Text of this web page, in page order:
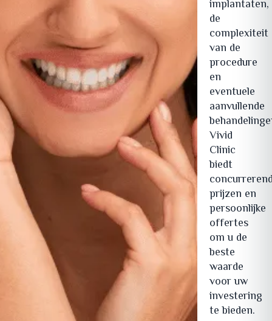
implantaten,
de
complexiteit
van de
procedure
en
eventuele
aanvullende
Vivid
Clinic
biedt
prijzen en
persoonlijke
offertes
om u de
beste
waarde
voor uw
investering
te bieden.